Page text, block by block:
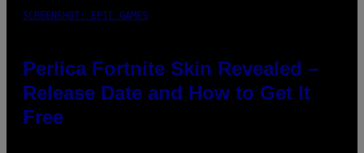
SCREENSHOT: EPIC GAMES
Perlica Fortnite Skin Revealed –
Release Date and How to Get It
Free